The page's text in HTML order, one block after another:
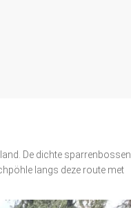
De dichte sparrenbossen
langs deze route met